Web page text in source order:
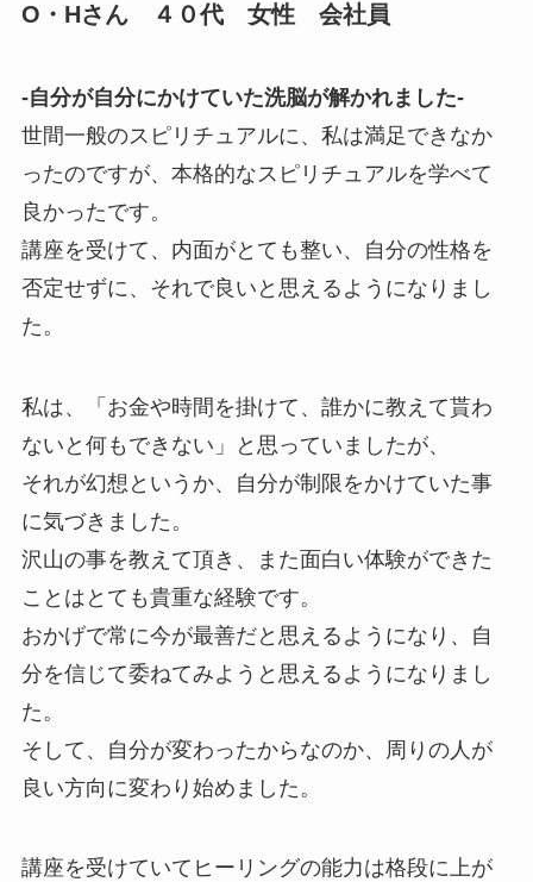
O・Hさん ４０代 女性 会社員
-自分が自分にかけていた洗脳が解かれました-
世間一般のスピリチュアルに、私は満足できなか
ったのですが、本格的なスピリチュアルを学べて
良かったです。
講座を受けて、内面がとても整い、自分の性格を
否定せずに、それで良いと思えるようになりまし
た。
私は、「お金や時間を掛けて、誰かに教えて貰わ
ないと何もできない」と思っていましたが、
それが幻想というか、自分が制限をかけていた事
に気づきました。
沢山の事を教えて頂き、また面白い体験ができた
ことはとても貴重な経験です。
おかげで常に今が最善だと思えるようになり、自
分を信じて委ねてみようと思えるようになりまし
た。
そして、自分が変わったからなのか、周りの人が
良い方向に変わり始めました。
講座を受けていてヒーリングの能力は格段に上が